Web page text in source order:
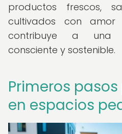
productos frescos,
cultivados con
contribuye a una
consciente y sostenible.
Primeros
en espacios